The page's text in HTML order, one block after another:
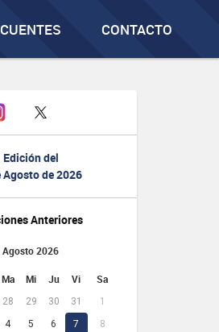
CONTACTO
Edición del
Agosto de 2026
Anteriores
Agosto 2026
Ma Mi Ju Vi Sa
28 29 30 31
1
4 5 6 7
8